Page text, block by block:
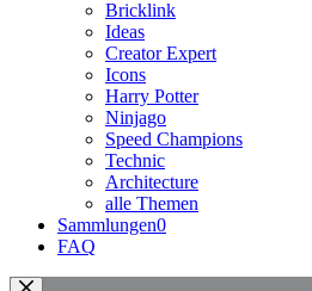
Bricklink
Ideas
Creator Expert
Icons
Harry Potter
Ninjago
Speed Champions
Technic
Architecture
alle Themen
Sammlungen0
FAQ